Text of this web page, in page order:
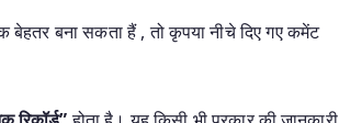
बना सकता हैं , तो कृपया नीचे दिए गए कमेंट